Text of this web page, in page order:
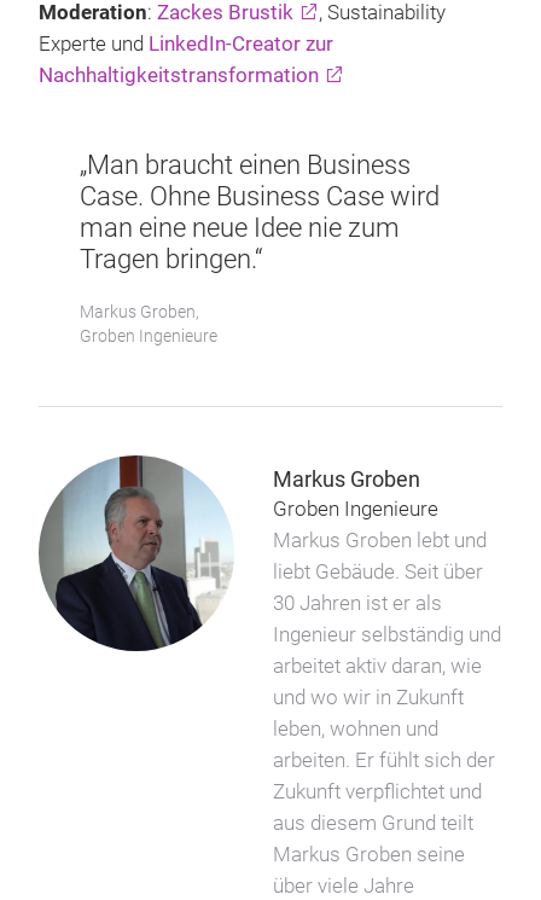
VERWALTEN
Moderation: Zackes Brustik
, Sustainability
Experte und LinkedIn-Creator zur
Nachhaltigkeitstransformation
„Man braucht einen Business
Case. Ohne Business Case wird
man eine neue Idee nie zum
Tragen bringen.“
Markus Groben,
Groben Ingenieure
Markus Groben
Groben Ingenieure
Markus Groben lebt und
liebt Gebäude. Seit über
30 Jahren ist er als
Ingenieur selbständig und
arbeitet aktiv daran, wie
und wo wir in Zukunft
leben, wohnen und
arbeiten. Er fühlt sich der
Zukunft verpflichtet und
aus diesem Grund teilt
Markus Groben seine
über viele Jahre